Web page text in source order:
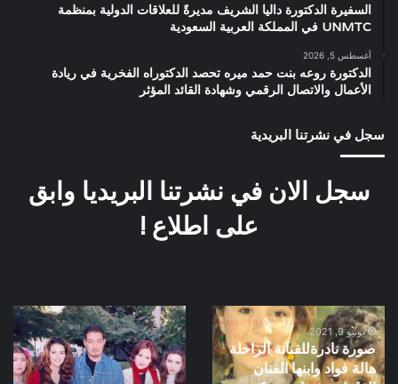
السفيرة الدكتورة داليا الشريف مديرةً للعلاقات الدولية بمنظمة
UNMTC في المملكة العربية السعودية
أغسطس 5, 2026
الدكتورة روعه بنت حمد ميره تحصد الدكتوراه الفخرية في ريادة
الأعمال والاتصال الرقمي وشهادة القائد المؤثر
سجل في نشرتنا البريدية
سجل الان في نشرتنا البريديا وابق
على اطلاع !
صورة
نادرةللفنانة
الراحلة
هالة
يونيو 9, 2021
صورة نادرةللفنانة الراحلة
هالة فواد وابنها الفنان
صورة
نادرة
اول
يوم